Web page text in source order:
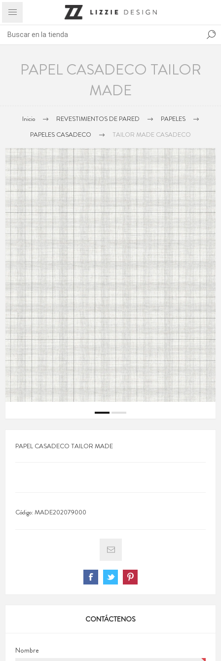
PAPEL CASADECO TAILOR
MADE
Inicio REVESTIMIENTOS DE PARED
PAPELES
PAPELES CASADECO
TAILOR MADE CASADECO
PAPEL CASADECO TAILOR MADE
Código:MADE202079000
CONTÁCTENOS
Nombre